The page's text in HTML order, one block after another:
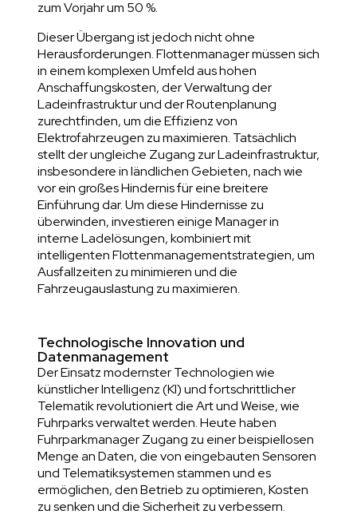
zum Vorjahr um 50 %.
Dieser Übergang ist jedoch nicht ohne
Herausforderungen. Flottenmanager müssen sich
in einem komplexen Umfeld aus hohen
Anschaffungskosten, der Verwaltung der
Ladeinfrastruktur und der Routenplanung
zurechtfinden, um die Effizienz von
Elektrofahrzeugen zu maximieren. Tatsächlich
stellt der ungleiche Zugang zur Ladeinfrastruktur,
insbesondere in ländlichen Gebieten, nach wie
vor ein großes Hindernis für eine breitere
Einführung dar. Um diese Hindernisse zu
überwinden, investieren einige Manager in
interne Ladelösungen, kombiniert mit
intelligenten Flottenmanagementstrategien, um
Ausfallzeiten zu minimieren und die
Fahrzeugauslastung zu maximieren.
Technologische Innovation und
Datenmanagement
Der Einsatz modernster Technologien wie
künstlicher Intelligenz (KI) und fortschrittlicher
Telematik revolutioniert die Art und Weise, wie
Fuhrparks verwaltet werden. Heute haben
Fuhrparkmanager Zugang zu einer beispiellosen
Menge an Daten, die von eingebauten Sensoren
und Telematiksystemen stammen und es
ermöglichen, den Betrieb zu optimieren, Kosten
zu senken und die Sicherheit zu verbessern.